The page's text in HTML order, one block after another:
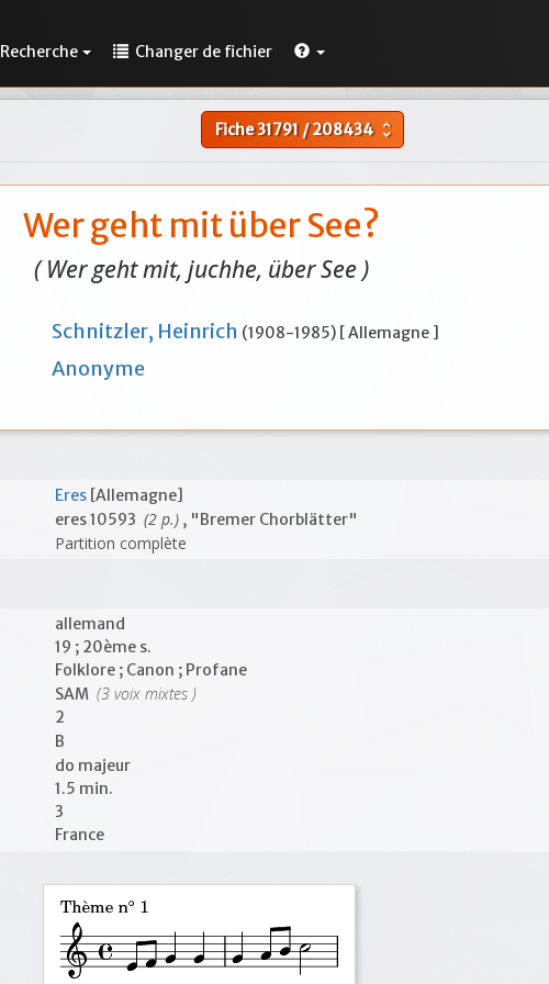
Recherche Changer de fichier
Fiche31791/208434 unfold_more
Wer geht mit über See?
( Wer geht mit, juchhe, über See )
Schnitzler, Heinrich (1908-1985) [ Allemagne ]
Anonyme
Eres [Allemagne]
eres 10593 (2 p.) , "Bremer Chorblätter"
Partition complète
allemand
19 ; 20ème s.
Folklore ; Canon ; Profane
SAM (3 voix mixtes )
2
B
do majeur
1.5 min.
3
France